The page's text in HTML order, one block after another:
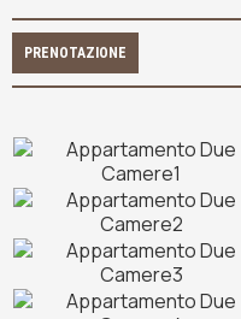
PRENOTAZIONE